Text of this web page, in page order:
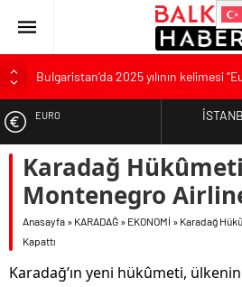
Bulgaristan’da 2025 yılının kelimesi
Bulgaristan’dan İspanya’ya destek
Bulgaristan’da hükümet kurma
Bulgaristan’da Emeklilikten Sonra
EURO
ALTIN
DOLAR
Karadağ
Montenegro
Anasayfa » KARADAĞ » EKONOMİ » Karadağ
Kapattı
Karadağ’ın yeni hükûmeti,